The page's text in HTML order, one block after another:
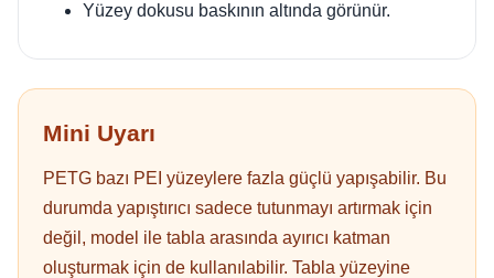
Yüzey dokusu baskının altında görünür.
Mini Uyarı
PETG bazı PEI yüzeylere fazla güçlü yapışabilir. Bu
durumda yapıştırıcı sadece tutunmayı artırmak için
değil, model ile tabla arasında ayırıcı katman
oluşturmak için de kullanılabilir. Tabla yüzeyine